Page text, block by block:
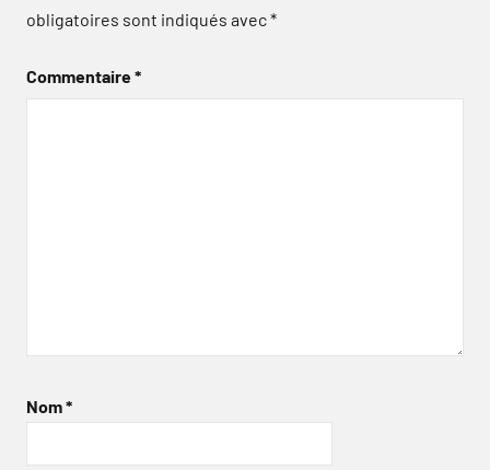
obligatoires sont indiqués avec*
Commentaire*
Nom*